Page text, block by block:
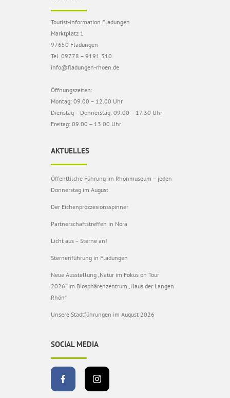
Tourist-Information Fladungen
Marktplatz 1
97650 Fladungen
Tel. 09778 – 9191 310
info@fladungen-rhoen.de
Öffnungszeiten:
Montag: 09.00 – 12.00 Uhr
Dienstag – Donnerstag: 09.00 – 17.30 Uhr
Freitag: 09.00 – 13.00 Uhr
AKTUELLES
Öffentlilche Führung im Rhönmuseum – jeden
Donnerstag im August
Der Eichenprozzesionsspinner
Partnerschaftstreffen in Nora
Licht aus – Sterne an!
Sternenführung in Fladungen
Neue Ausstellung „Natur im Fokus on Tour
2026“ im Biosphärenzentrum „Haus der Langen
Rhön“
Unsere Stadtführungen im August 2026
SOCIAL MEDIA